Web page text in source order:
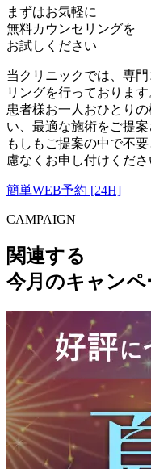
まずはお気軽に
無料カウンセリングを
お試しください
当クリニックでは、専
リングを行っております
患者様お一人おひとり
い、最適な施術をご提案
もしもご提案の中で不
慮なくお申し付けくださ
簡単WEB予約 [24H]
CAMPAIGN
関連する
今月のキャンペ